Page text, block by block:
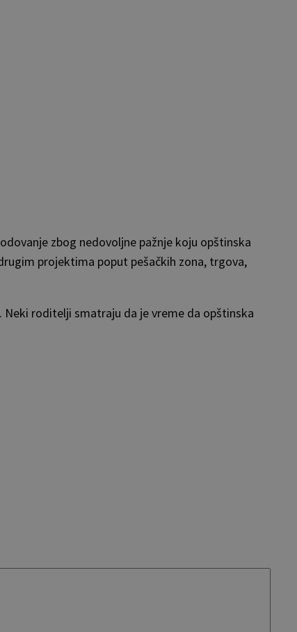
zbog nedovoljne pažnje koju opštinska
projektima poput pešačkih zona, trgova,
roditelji smatraju da je vreme da opštinska